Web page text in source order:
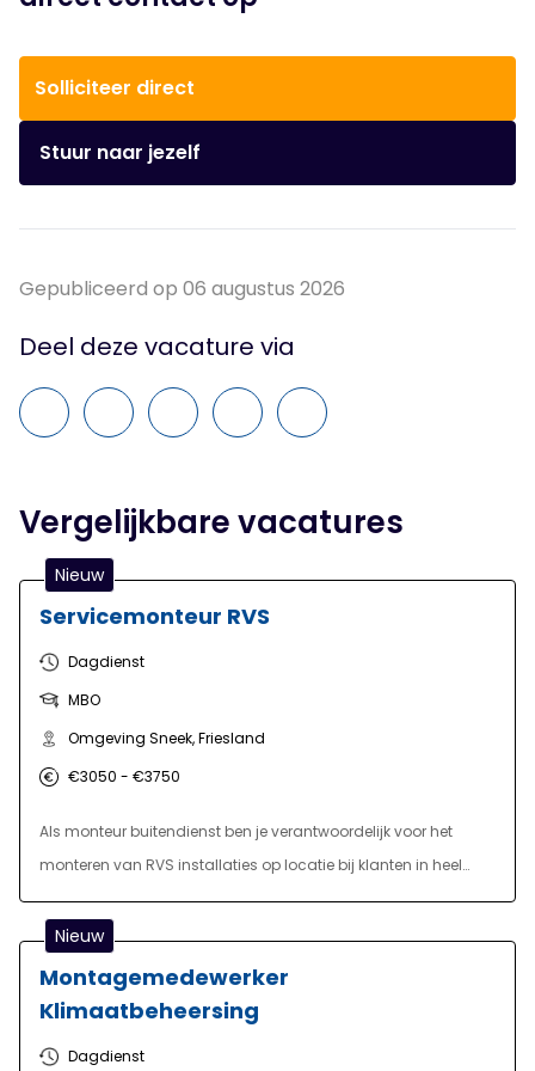
Solliciteer direct
Stuur naar jezelf
Gepubliceerd op 06 augustus 2026
Deel deze vacature via
Vergelijkbare vacatures
Nieuw
Servicemonteur RVS
Dagdienst
MBO
Omgeving Sneek, Friesland
€3050 - €3750
Als monteur buitendienst ben je verantwoordelijk voor het
monteren van RVS installaties op locatie bij klanten in heel
Nederland, en incidenteel ook in het buitenland. Je werkt aan
uiteenlopende projecten binnen de jacht en
scheepsbouwindustrie, waarbij je zowel zelfstandig als in
teamverband opereert. Het werk vindt plaats op locatie, wat
vakkundige montage van leidingsystemen, constructies en
Nieuw
Montagemedewerker
Klimaatbeheersing
Dagdienst